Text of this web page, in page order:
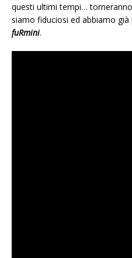
questi ultimi tempi…
siamo fiduciosi ed abbiamo
fuRmini.